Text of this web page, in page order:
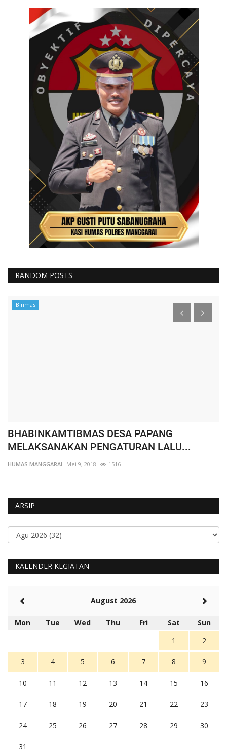
RANDOM POSTS
Binmas
BHABINKAMTIBMAS DESA PAPANG
MELAKSANAKAN PENGATURAN LALU...
HUMAS MANGGARAI Mei 9, 2018 1516
ARSIP
KALENDER KEGIATAN
August 2026
Mon Tue Wed Thu Fri Sat
Sun
1
2
3 4 5 6 7 8 9
10 11 12 13 14 15 16
17 18 19 20 21 22 23
24 25 26 27 28 29 30
31